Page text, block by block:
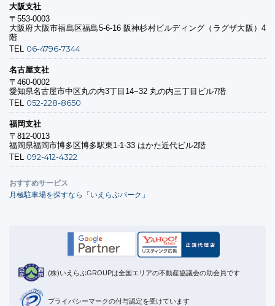
大阪支社
〒553-0003
大阪府大阪市福島区福島5-6-16 阪神杉村ビルディング（ラグザ大阪）4
階
TEL 06-4796-7344
名古屋支社
〒460-0002
愛知県名古屋市中区丸の内3丁目14−32 丸の内三丁目ビル7階
TEL 052-228-8650
福岡支社
〒812-0013
福岡県福岡市博多区博多駅東1-1-33 はかた近代ビル2階
TEL 092-412-4322
おすすめサービス
月極駐車場を探すなら「いえらぶパーク」
(株)いえらぶGROUPは全国エリアの不動産協議会の助会員です
プライバシーマークの付与認定を受けています